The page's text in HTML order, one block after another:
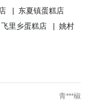
| 东夏镇蛋糕店
飞里乡蛋糕店 |姚村
青***椒